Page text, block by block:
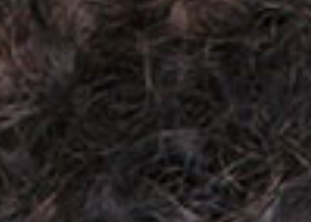
Baby Curly
Sport&Go
GIFT_CARD
Produkt-KIT
im Sonderangebot
im Sonderangebot
nach Haartyp